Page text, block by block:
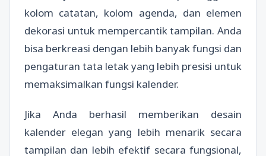
kolom catatan, kolom agenda, dan elemen
dekorasi untuk mempercantik tampilan. Anda
bisa berkreasi dengan lebih banyak fungsi dan
pengaturan tata letak yang lebih presisi untuk
memaksimalkan fungsi kalender.
Jika Anda berhasil memberikan desain
kalender elegan yang lebih menarik secara
tampilan dan lebih efektif secara fungsional,